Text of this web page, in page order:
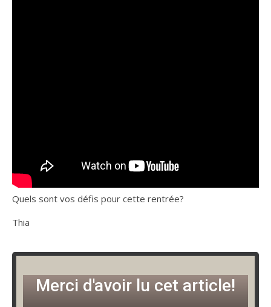
Quels sont vos défis pour cette rentrée?
Thia
Merci d'avoir lu cet article!